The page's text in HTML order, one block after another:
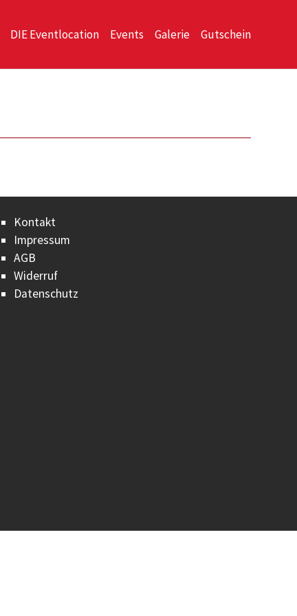
DIE Eventlocation Events Galerie Gutschein
Kontakt
Impressum
AGB
Widerruf
Datenschutz